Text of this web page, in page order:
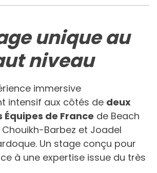
unique au
niveau
immersive
intensif aux côtés de deux
de France de Beach
Chouikh-Barbez et Joadel
Un stage conçu pour
à une expertise issue du très